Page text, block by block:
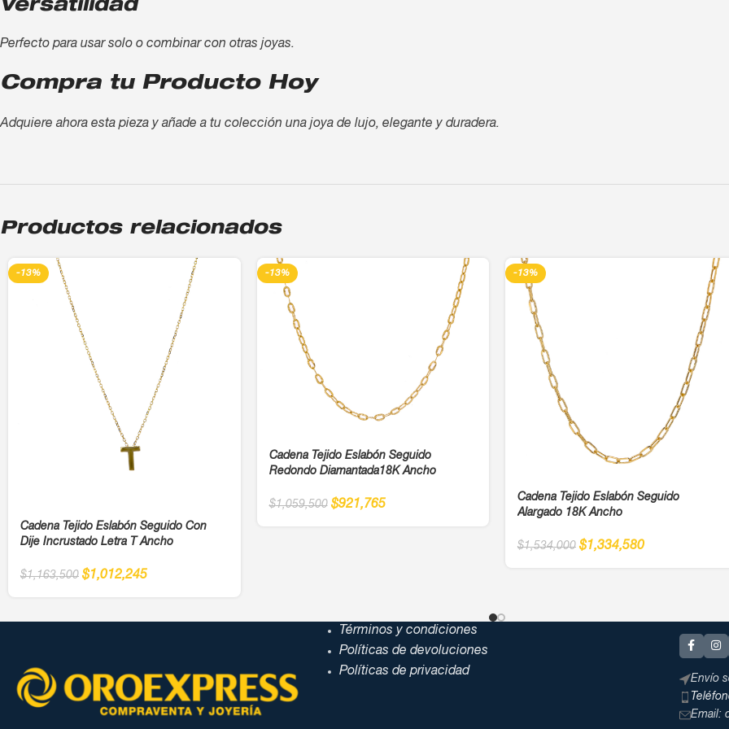
Versatilidad
Perfecto para usar solo o combinar con otras joyas.
Compra tu Producto Hoy
Adquiere ahora esta pieza y añade a tu colección una joya de lujo, elegante y duradera.
Productos relacionados
-13%
Cadena Tejido Eslabón Seguido Con
Dije Incrustado Letra T Ancho
$1,163,500 $1,012,245
-13%
Cadena Tejido Eslabón Seguido
Redondo Diamantada18K Ancho
$1,059,500 $921,765
-13%
Cadena Tejido Eslabón Seguido
Alargado 18K Ancho
$1,534,000 $1,334,580
Términos y condiciones
Políticas de devoluciones
Políticas de privacidad
Envío
Email: